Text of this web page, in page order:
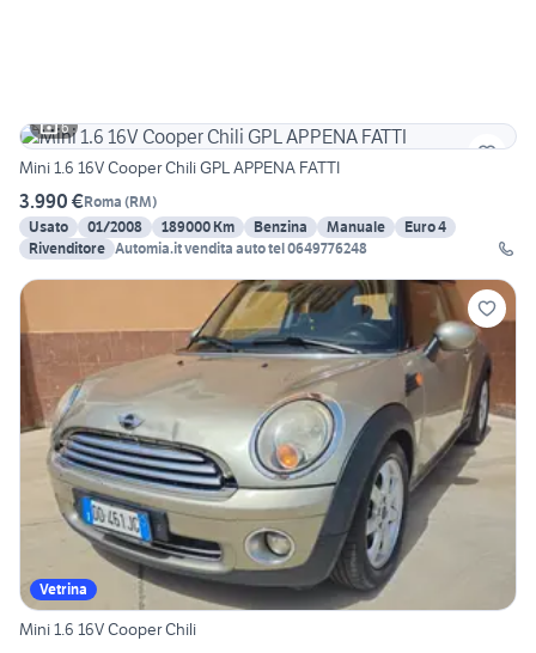
6
Mini 1.6 16V Cooper Chili GPL APPENA FATTI
3.990 €Roma (RM)
Usato
01/2008 189000 Km Benzina Manuale
Euro 4
Rivenditore Automia.it vendita auto tel 0649776248
Vetrina
Mini 1.6 16V Cooper Chili